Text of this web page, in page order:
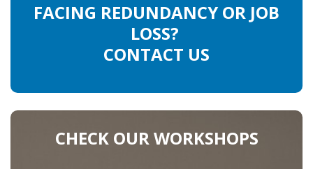
FACING REDUNDANCY OR JOB
LOSS?
CONTACT US
CHECK OUR WORKSHOPS